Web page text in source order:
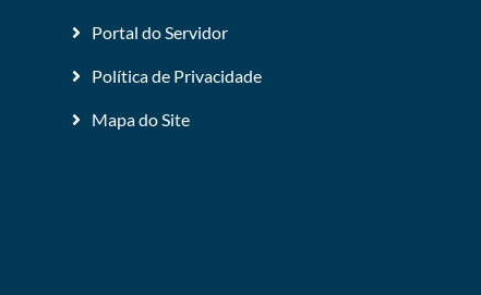
Portal do Servidor
Política de Privacidade
Mapa do Site